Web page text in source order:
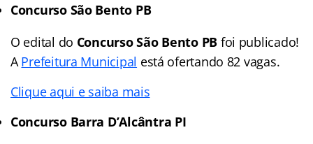
Concurso São Bento PB
O edital do Concurso São Bento PB foi publicado!
APrefeitura Municipal está ofertando 82 vagas.
Clique aqui e saiba mais
Concurso Barra D’Alcântra PI